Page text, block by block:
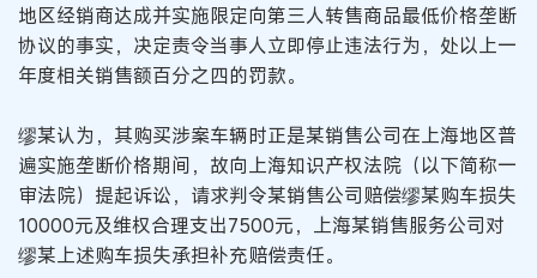
地区经销商达成并实施限定向第三人转售商品最低价格垄断
协议的事实，决定责令当事人立即停止违法行为，处以上一
年度相关销售额百分之四的罚款。
缪某认为，其购买涉案车辆时正是某销售公司在上海地区普
遍实施垄断价格期间，故向上海知识产权法院（以下简称一
审法院）提起诉讼，请求判令某销售公司赔偿缪某购车损失
10000元及维权合理支出7500元，上海某销售服务公司对
缪某上述购车损失承担补充赔偿责任。